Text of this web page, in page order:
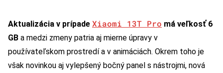
Aktualizácia v prípade Xiaomi 13T Pro má veľkosť 6
GB a medzi zmeny patria aj mierne úpravy v
používateľskom prostredí a v animáciách. Okrem toho je
však novinkou aj vylepšený bočný panel s nástrojmi, nová